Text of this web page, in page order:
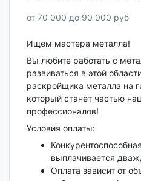
от 70 000 до 90 000 руб
Ищем мастера металла!
Вы любите работать с
развиваться в этой
раскройщика металла на
который станет частью
профессионалов!
Условия оплаты:
выплачивается
Оплата зависит от